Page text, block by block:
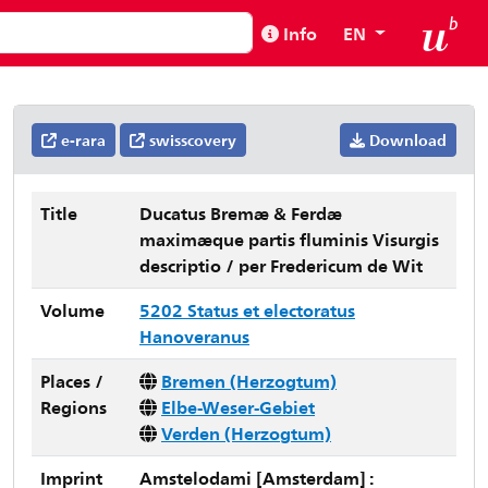
Info EN
e-rara swisscovery Download
Title
Ducatus Bremæ & Ferdæ
maximæque partis fluminis Visurgis
descriptio / per Fredericum de Wit
Volume
5202 Status et electoratus
Hanoveranus
Places /
Regions
Bremen (Herzogtum)
Elbe-Weser-Gebiet
Verden (Herzogtum)
Imprint
Amstelodami [Amsterdam] :